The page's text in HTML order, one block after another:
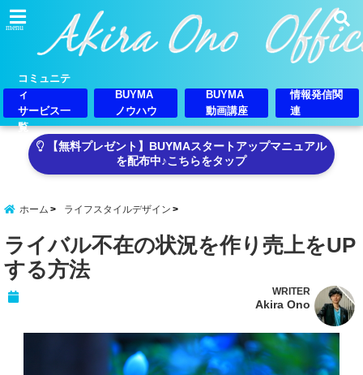
menu
コミュニテ
ィ
サービス一
覧
BUYMA
ノウハウ
BUYMA
動画講座
情報発信関
連
【無料プレゼント】BUYMAスタートアップマニュアル
を配布中♪こちらをタップ
ホーム ライフスタイルデザイン
ライバル不在の状況を作り売上をUP
する方法
WRITER
Akira Ono